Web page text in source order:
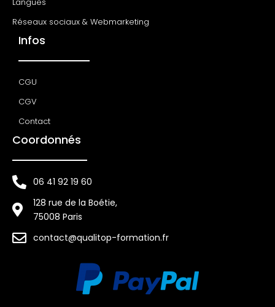
Réseaux sociaux & Webmarketing
Infos
CGU
CGV
Contact
Coordonnés
06 41 92 19 60
128 rue de la Boétie,
75008 Paris
contact@qualitop-formation.fr